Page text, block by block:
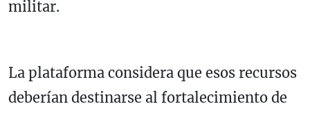
militar.
La plataforma considera que esos recursos
deberían destinarse al fortalecimiento de